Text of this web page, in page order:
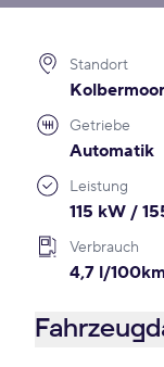
Standort
Kolbermoor
Getriebe
Automatik
Leistung
115 kW /
Verbrauch
4,7 l/100km